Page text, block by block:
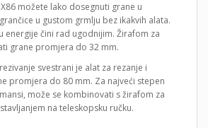
možete lako dosegnuti grane u
u gustom grmlju bez ikakvih alata.
energije čini rad ugodnijim. Žirafom za
grane promjera do 32 mm.
svestrani je alat za rezanje i
promjera do 80 mm. Za najveći stepen
može se kombinovati s žirafom za
na teleskopsku ručku.